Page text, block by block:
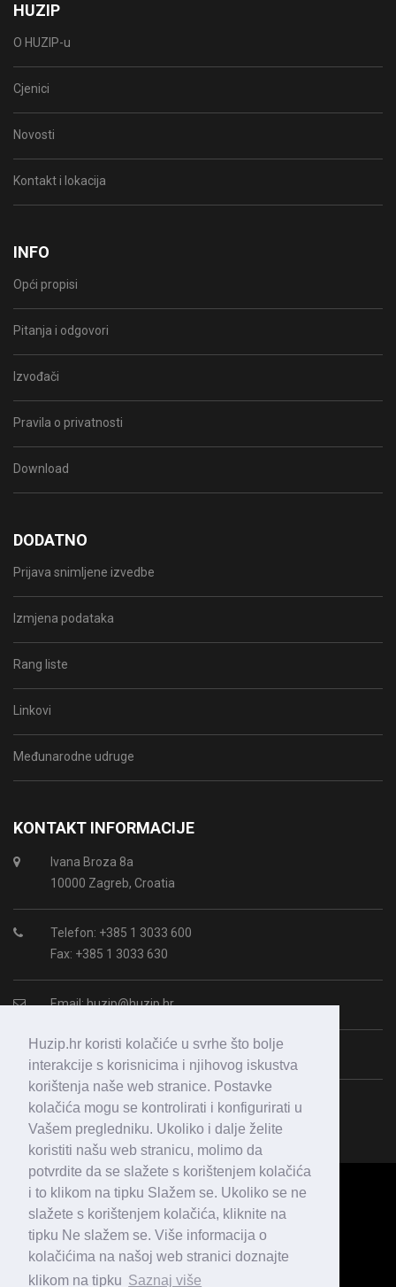
Huzip.hr koristi kolačiće u svrhe što bolje
interakcije s korisnicima i njihovog iskustva
korištenja naše web stranice. Postavke
kolačića mogu se kontrolirati i konfigurirati u
Vašem pregledniku. Ukoliko i dalje želite
koristiti našu web stranicu, molimo da
potvrdite da se slažete s korištenjem kolačića
i to klikom na tipku Slažem se. Ukoliko se ne
slažete s korištenjem kolačića, kliknite na
tipku Ne slažem se. Više informacija o
kolačićima na našoj web stranici doznajte
klikom na tipku Saznaj više
HUZIP
O HUZIP-u
Cjenici
Novosti
Kontakt i lokacija
INFO
Opći propisi
Pitanja i odgovori
Izvođači
Pravila o privatnosti
Download
DODATNO
Prijava snimljene izvedbe
Izmjena podataka
Rang liste
Linkovi
Međunarodne udruge
KONTAKT INFORMACIJE
Ivana Broza 8a
10000 Zagreb, Croatia
Telefon: +385 1 3033 600
Fax: +385 1 3033 630
Email:huzip@huzip.hr
OIB: 43987938364